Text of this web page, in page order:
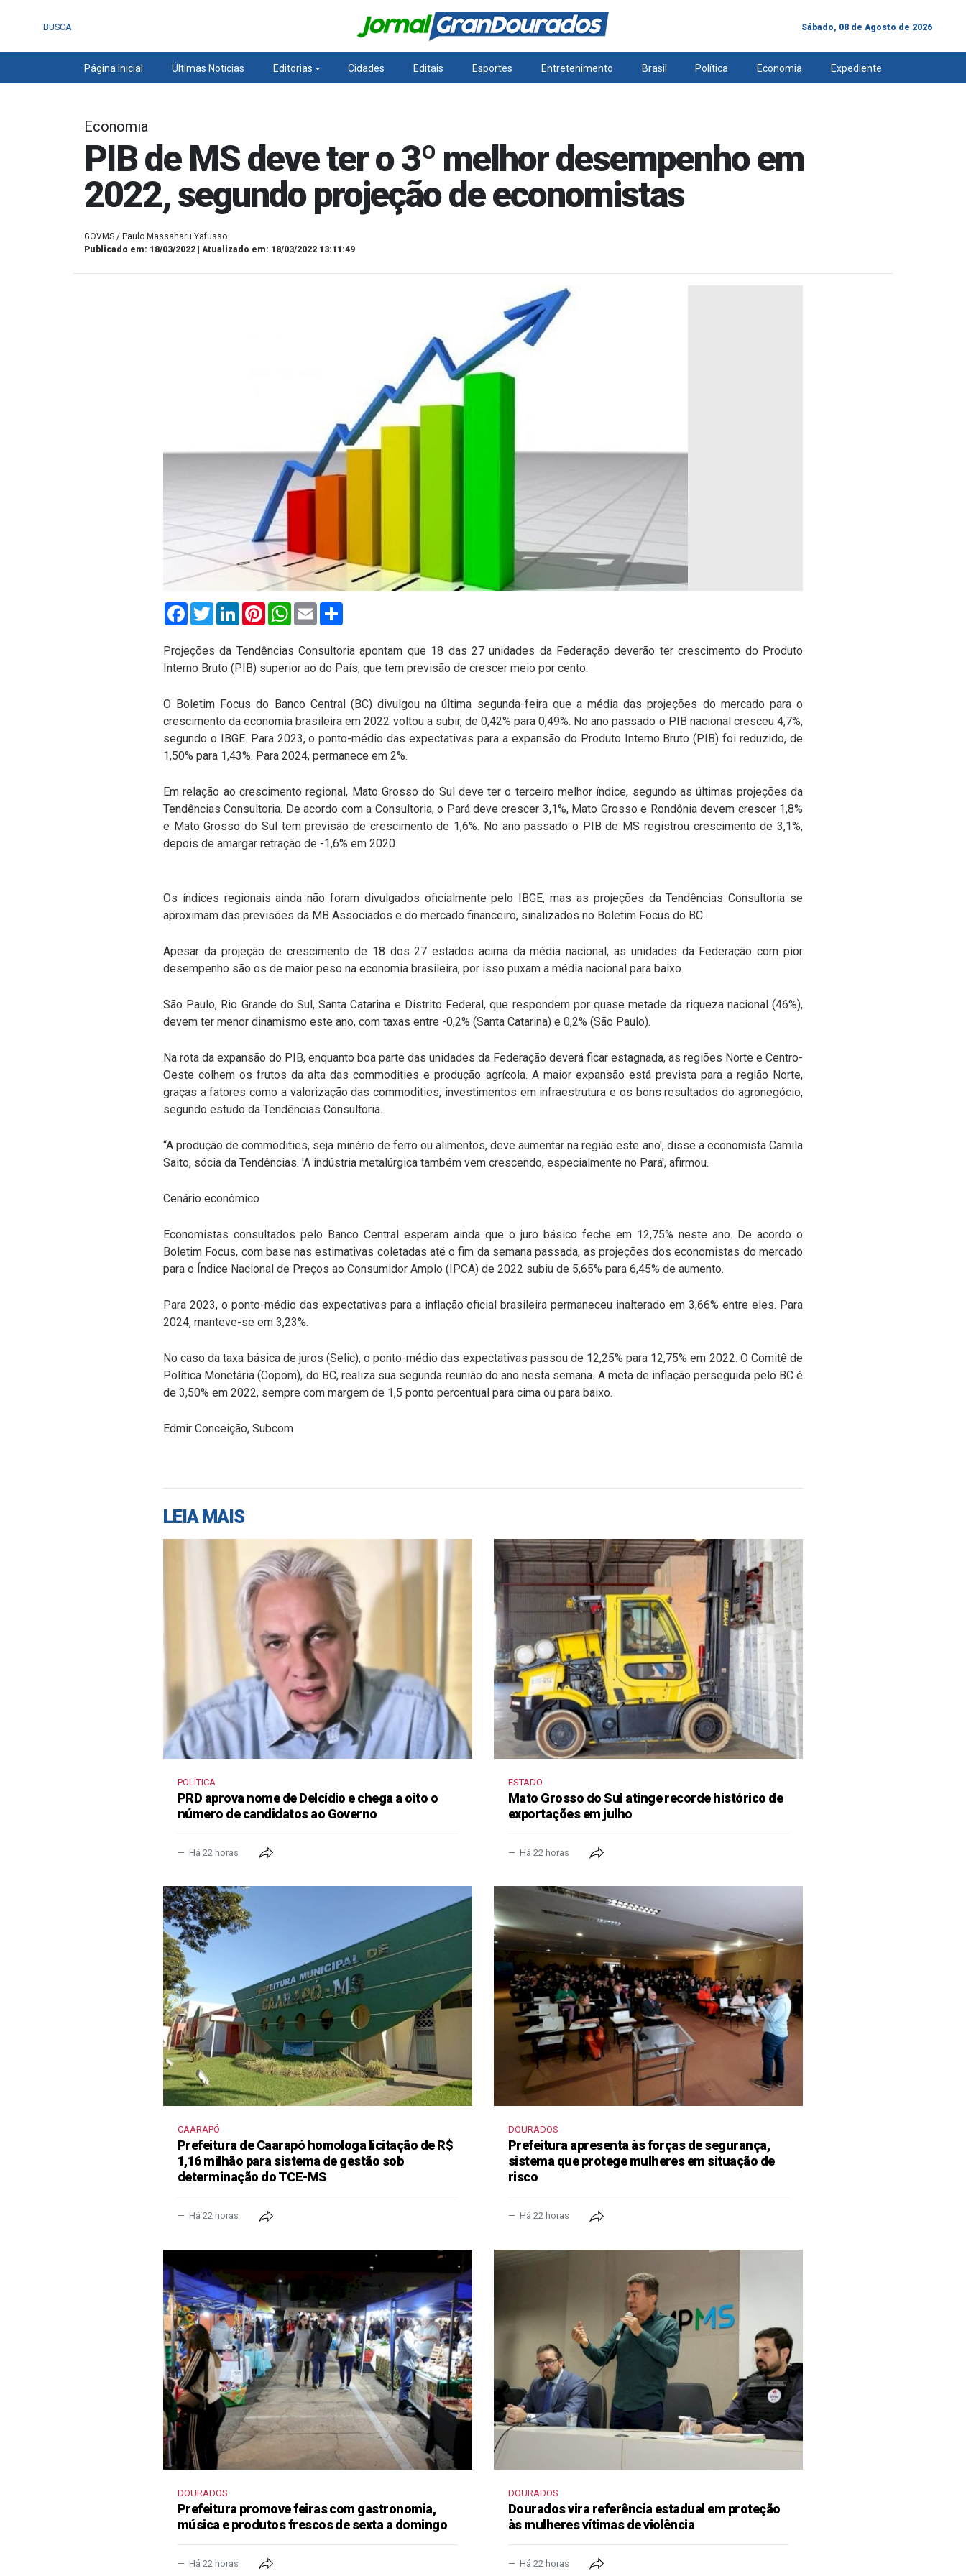
BUSCA Sábado, 08 de Agosto de 2026
Página Inicial Últimas Notícias Editorias Cidades Editais Esportes Entretenimento Brasil Política Economia Expediente
Economia
PIB de MS deve ter o 3º melhor desempenho em
2022, segundo projeção de economistas
GOVMS / Paulo Massaharu Yafusso
Publicado em: 18/03/2022 | Atualizado em: 18/03/2022 13:11:49
FacebookTwitterLinkedInPinterestWhatsApp
Email
Projeções da Tendências Consultoria apontam que 18 das 27 unidades da Federação deverão ter crescimento do Produto
Interno Bruto (PIB) superior ao do País, que tem previsão de crescer meio por cento.
O Boletim Focus do Banco Central (BC) divulgou na última segunda-feira que a média das projeções do mercado para o
crescimento da economia brasileira em 2022 voltou a subir, de 0,42% para 0,49%. No ano passado o PIB nacional cresceu 4,7%,
segundo o IBGE. Para 2023, o ponto-médio das expectativas para a expansão do Produto Interno Bruto (PIB) foi reduzido, de
1,50% para 1,43%. Para 2024, permanece em 2%.
Em relação ao crescimento regional, Mato Grosso do Sul deve ter o terceiro melhor índice, segundo as últimas projeções da
Tendências Consultoria. De acordo com a Consultoria, o Pará deve crescer 3,1%, Mato Grosso e Rondônia devem crescer 1,8%
e Mato Grosso do Sul tem previsão de crescimento de 1,6%. No ano passado o PIB de MS registrou crescimento de 3,1%,
depois de amargar retração de -1,6% em 2020.
Os índices regionais ainda não foram divulgados oficialmente pelo IBGE, mas as projeções da Tendências Consultoria se
aproximam das previsões da MB Associados e do mercado financeiro, sinalizados no Boletim Focus do BC.
Apesar da projeção de crescimento de 18 dos 27 estados acima da média nacional, as unidades da Federação com pior
desempenho são os de maior peso na economia brasileira, por isso puxam a média nacional para baixo.
São Paulo, Rio Grande do Sul, Santa Catarina e Distrito Federal, que respondem por quase metade da riqueza nacional (46%),
devem ter menor dinamismo este ano, com taxas entre -0,2% (Santa Catarina) e 0,2% (São Paulo).
Na rota da expansão do PIB, enquanto boa parte das unidades da Federação deverá ficar estagnada, as regiões Norte e Centro-
Oeste colhem os frutos da alta das commodities e produção agrícola. A maior expansão está prevista para a região Norte,
graças a fatores como a valorização das commodities, investimentos em infraestrutura e os bons resultados do agronegócio,
segundo estudo da Tendências Consultoria.
“A produção de commodities, seja minério de ferro ou alimentos, deve aumentar na região este ano', disse a economista Camila
Saito, sócia da Tendências. 'A indústria metalúrgica também vem crescendo, especialmente no Pará', afirmou.
Cenário econômico
Economistas consultados pelo Banco Central esperam ainda que o juro básico feche em 12,75% neste ano. De acordo o
Boletim Focus, com base nas estimativas coletadas até o fim da semana passada, as projeções dos economistas do mercado
para o Índice Nacional de Preços ao Consumidor Amplo (IPCA) de 2022 subiu de 5,65% para 6,45% de aumento.
Para 2023, o ponto-médio das expectativas para a inflação oficial brasileira permaneceu inalterado em 3,66% entre eles. Para
2024, manteve-se em 3,23%.
No caso da taxa básica de juros (Selic), o ponto-médio das expectativas passou de 12,25% para 12,75% em 2022. O Comitê de
Política Monetária (Copom), do BC, realiza sua segunda reunião do ano nesta semana. A meta de inflação perseguida pelo BC é
de 3,50% em 2022, sempre com margem de 1,5 ponto percentual para cima ou para baixo.
Edmir Conceição, Subcom
LEIA MAIS
POLÍTICA
PRD aprova nome de Delcídio e chega a oito o
número de candidatos ao Governo
Há 22 horas
ESTADO
Mato Grosso do Sul atinge recorde histórico de
exportações em julho
Há 22 horas
CAARAPÓ
Prefeitura de Caarapó homologa licitação de R$
1,16 milhão para sistema de gestão sob
determinação do TCE-MS
Há 22 horas
DOURADOS
Prefeitura apresenta às forças de segurança,
sistema que protege mulheres em situação de
risco
Há 22 horas
DOURADOS
Prefeitura promove feiras com gastronomia,
música e produtos frescos de sexta a domingo
Há 22 horas
DOURADOS
Dourados vira referência estadual em proteção
às mulheres vítimas de violência
Há 22 horas